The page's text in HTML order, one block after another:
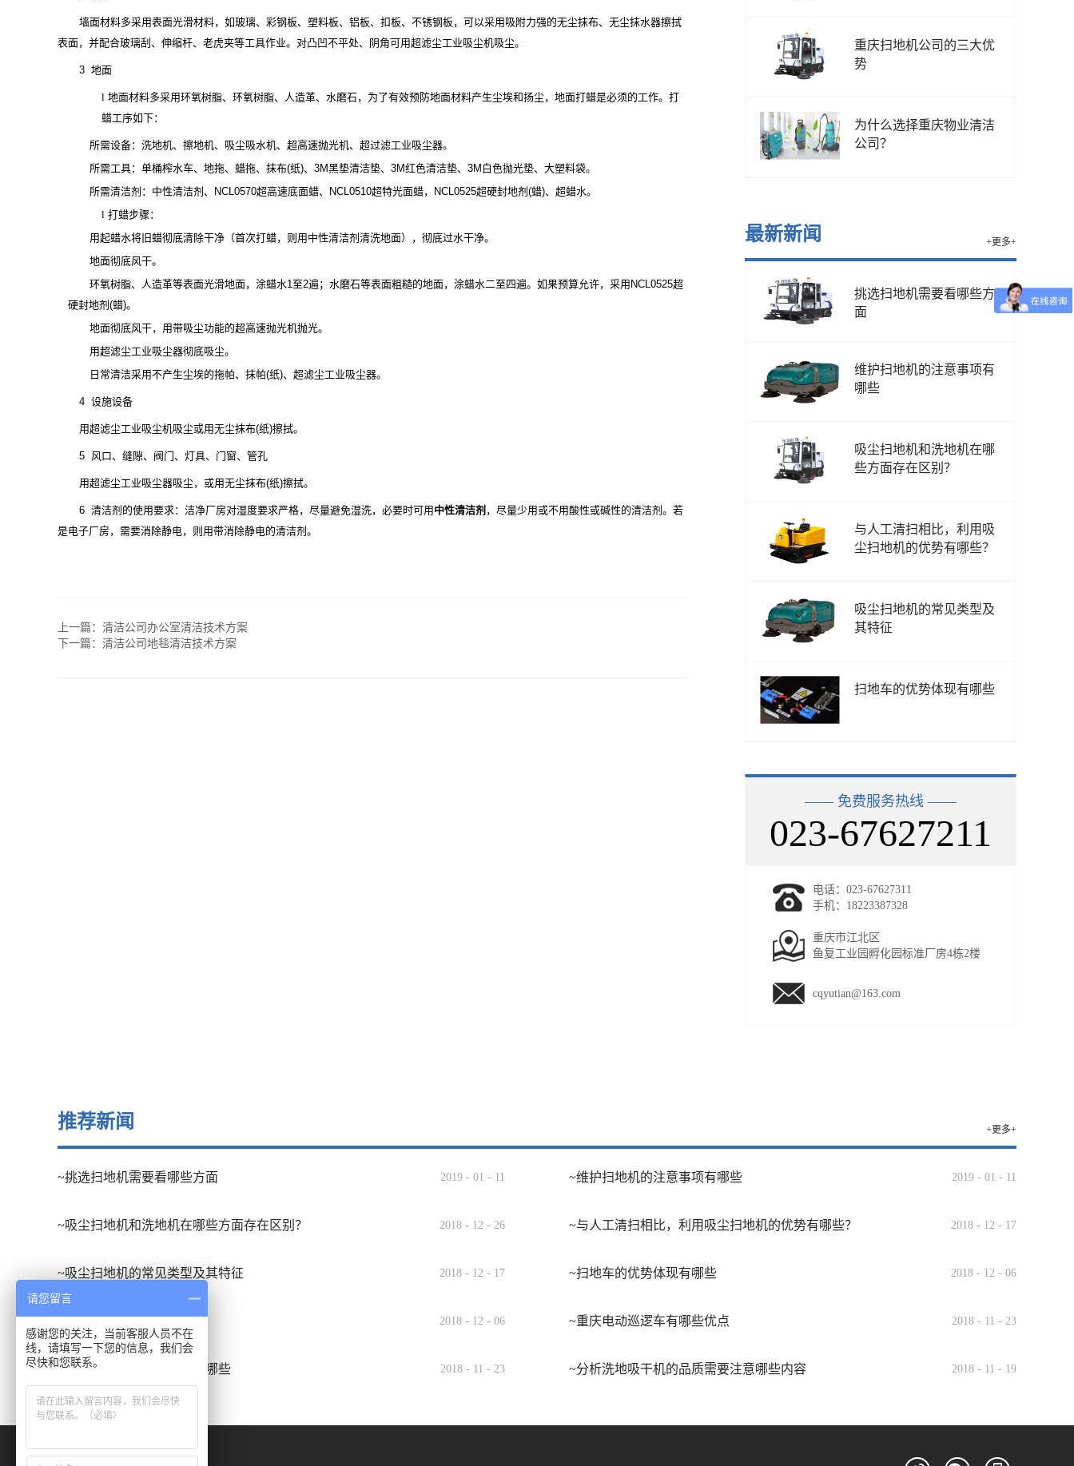
重庆扫地机公司的三大优
势
为什么选择重庆物业清洁
公司？
最新新闻 +更多+
挑选扫地机需要看哪些方
面
维护扫地机的注意事项有
哪些
吸尘扫地机和洗地机在哪
些方面存在区别？
与人工清扫相比，利用吸
尘扫地机的优势有哪些？
吸尘扫地机的常见类型及
其特征
扫地车的优势体现有哪些
—— 免费服务热线 ——
023-67627211
电话：023-67627311
手机：18223387328
重庆市江北区
鱼复工业园孵化园标准厂房4栋2楼
cqyutian@163.com
墙面材料多采用表面光滑材料，如玻璃、彩钢板、塑料板、铝板、扣板、不锈钢板，可以采用吸附力强的无尘抹布、无尘抹水器擦拭
表面，并配合玻璃刮、伸缩杆、老虎夹等工具作业。对凸凹不平处、阴角可用超滤尘工业吸尘机吸尘。
3 地面
l 地面材料多采用环氧树脂、环氧树脂、人造革、水磨石，为了有效预防地面材料产生尘埃和扬尘，地面打蜡是必须的工作。打
蜡工序如下：
所需设备：洗地机、擦地机、吸尘吸水机、超高速抛光机、超过滤工业吸尘器。
所需工具：单桶榨水车、地拖、蜡拖、抹布(纸)、3M黑垫清洁垫、3M红色清洁垫、3M白色抛光垫、大塑料袋。
所需清洁剂：中性清洁剂、NCL0570超高速底面蜡、NCL0510超特光面蜡，NCL0525超硬封地剂(蜡)、超蜡水。
l 打蜡步骤：
用起蜡水将旧蜡彻底清除干净（首次打蜡，则用中性清洁剂清洗地面），彻底过水干净。
地面彻底风干。
环氧树脂、人造革等表面光滑地面，涂蜡水1至2遍；水磨石等表面粗糙的地面，涂蜡水二至四遍。如果预算允许，采用NCL0525超
硬封地剂(蜡)。
地面彻底风干，用带吸尘功能的超高速抛光机抛光。
用超滤尘工业吸尘器彻底吸尘。
日常清洁采用不产生尘埃的拖帕、抹帕(纸)、超滤尘工业吸尘器。
4 设施设备
用超滤尘工业吸尘机吸尘或用无尘抹布(纸)擦拭。
5 风口、缝隙、阀门、灯具、门窗、管孔
用超滤尘工业吸尘器吸尘，或用无尘抹布(纸)擦拭。
6 清洁剂的使用要求：洁净厂房对湿度要求严格，尽量避免湿洗，必要时可用 中性清洁剂 ，尽量少用或不用酸性或碱性的清洁剂。若
是电子厂房，需要消除静电，则用带消除静电的清洁剂。
上一篇： 清洁公司办公室清洁技术方案
下一篇： 清洁公司地毯清洁技术方案
推荐新闻 +更多+
~挑选扫地机需要看哪些方面 2019 - 01 - 11 ~维护扫地机的注意事项有哪些 2019 - 01 - 11
~吸尘扫地机和洗地机在哪些方面存在区别？ 2018 - 12 - 26 ~与人工清扫相比，利用吸尘扫地机的优势有哪些？ 2018 - 12 - 17
~吸尘扫地机的常见类型及其特征 2018 - 12 - 17 ~扫地车的优势体现有哪些 2018 - 12 - 06
~扫地车的应用场合有哪些 2018 - 12 - 06 ~重庆电动巡逻车有哪些优点 2018 - 11 - 23
~洗地吸干机的发展趋势有哪些 2018 - 11 - 23 ~分析洗地吸干机的品质需要注意哪些内容 2018 - 11 - 19
请您留言
感谢您的关注，当前客服人员不在
线，请填写一下您的信息，我们会
尽快和您联系。